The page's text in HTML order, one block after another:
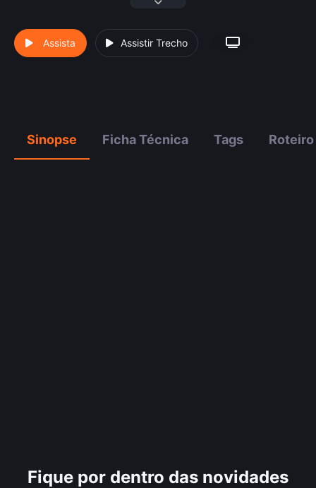
Assista Assistir Trecho
Sinopse Ficha Técnica Tags Roteiro
Fique por dentro das novidades